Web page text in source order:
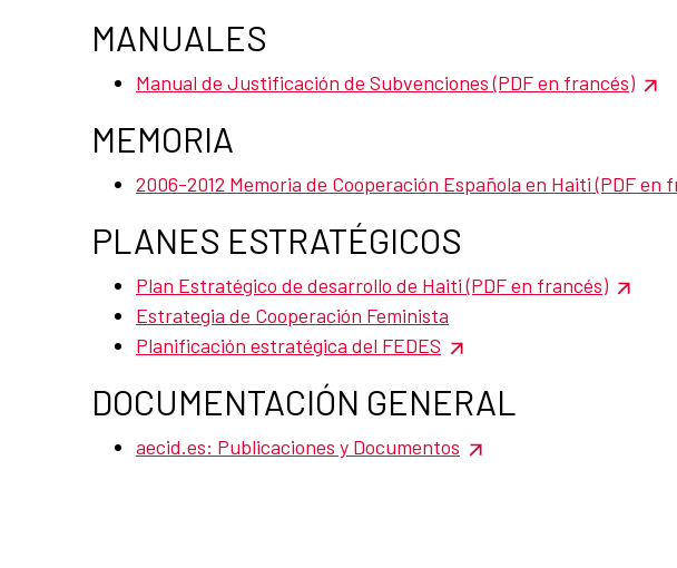
MANUALES
Manual de Justificación de Subvenciones (PDF en francés)
MEMORIA
2006-2012 Memoria de Cooperación Española en Haiti (PDF en
PLANES ESTRATÉGICOS
Plan Estratégico de desarrollo de Haiti (PDF en francés)
Estrategia de Cooperación Feminista
Planificación estratégica del FEDES
DOCUMENTACIÓN GENERAL
aecid.es: Publicaciones y Documentos